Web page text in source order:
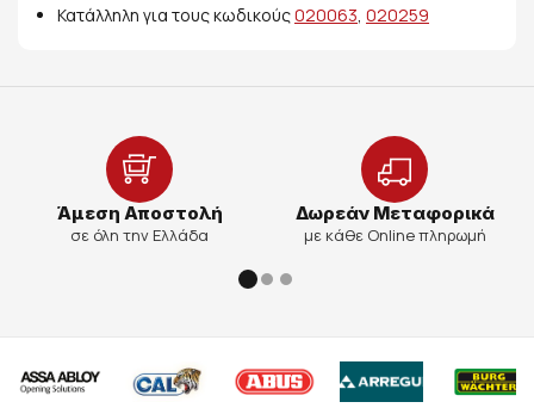
Κατάλληλη για τους κωδικούς020063, 020259
Άμεση Αποστολή
σε όλη την Ελλάδα
Δωρεάν Μεταφορικά
με κάθε Online πληρωμή